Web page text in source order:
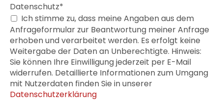
Pflichtfeld
Datenschutz*
Ich stimme zu, dass meine Angaben aus dem
Anfrageformular zur Beantwortung meiner Anfrage
erhoben und verarbeitet werden. Es erfolgt keine
Weitergabe der Daten an Unberechtigte. Hinweis:
Sie können Ihre Einwilligung jederzeit per E-Mail
widerrufen. Detaillierte Informationen zum Umgang
mit Nutzerdaten finden Sie in unserer
Datenschutzerklärung